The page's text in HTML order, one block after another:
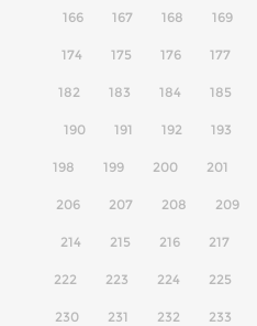
166 167 168 169
174 175 176 177
182 183 184 185
190 191 192 193
198 199 200 201
206 207 208 209
214 215 216 217
222 223 224 225
230 231 232 233